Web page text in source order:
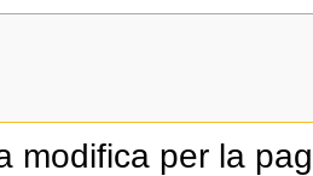
modifica per la